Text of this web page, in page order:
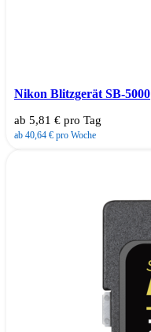
Nikon Blitzgerät SB-5000
ab 5,81 € pro Tag
ab 40,64 € pro Woche